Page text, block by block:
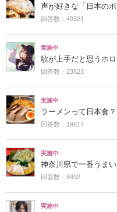
声が好きな「日本の
回答数：49321
実施中
歌が上手だと思うホ
回答数：23823
実施中
ラーメンって日本食
回答数：19617
実施中
神奈川県で一番うま
回答数：8492
実施中